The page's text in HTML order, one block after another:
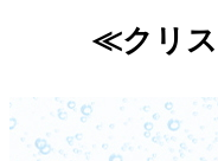
≪クリ